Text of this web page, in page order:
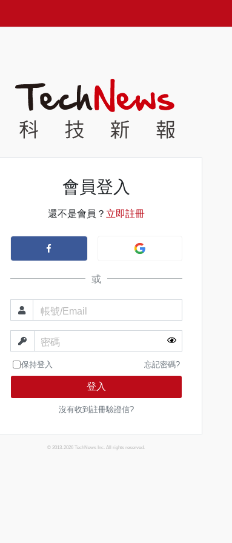
會員登入
還不是會員？ 立即註冊
或
帳號/Email
密碼
保持登入 忘記密碼?
登入
沒有收到註冊驗證信?
© 2013-2026 TechNews Inc. All rights reserved.